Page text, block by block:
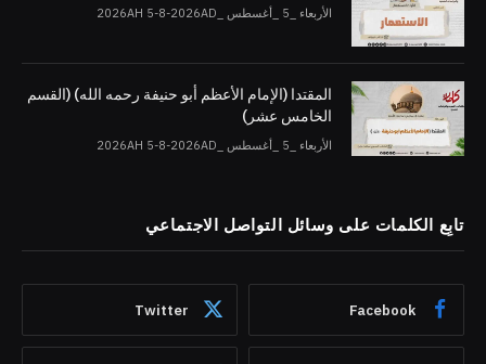
الأربعاء _5 _أغسطس _2026AH 5-8-2026AD
المقتدا (الإمام الأعظم أبو حنيفة رحمه الله) (القسم
الخامس عشر)
الأربعاء _5 _أغسطس _2026AH 5-8-2026AD
تابِع الكلمات على وسائل التواصل الاجتماعي
Facebook
Twitter